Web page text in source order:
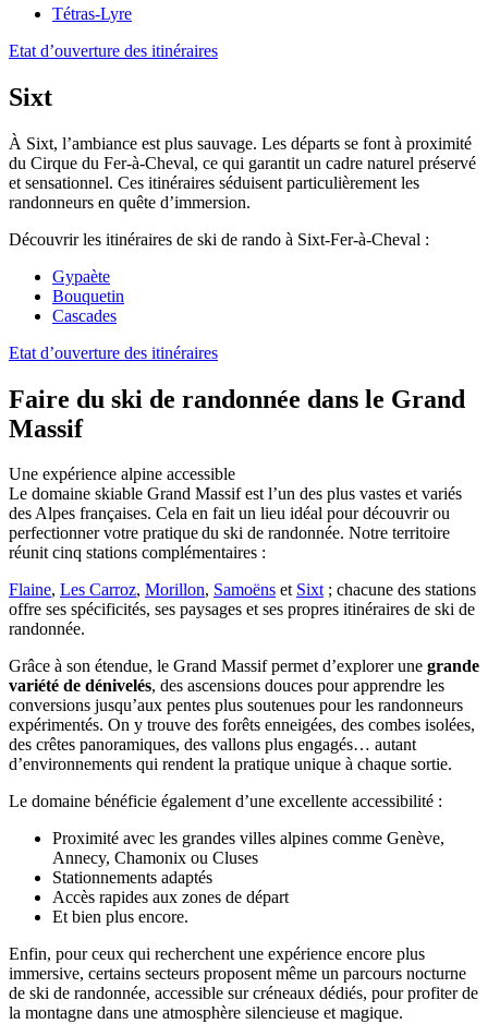
Tétras-Lyre
Etat d’ouverture des itinéraires
Sixt
À Sixt, l’ambiance est plus sauvage. Les départs se font à proximité
du Cirque du Fer-à-Cheval, ce qui garantit un cadre naturel préservé
et sensationnel. Ces itinéraires séduisent particulièrement les
randonneurs en quête d’immersion.
Découvrir les itinéraires de ski de rando à Sixt-Fer-à-Cheval :
Gypaète
Bouquetin
Cascades
Etat d’ouverture des itinéraires
Faire du ski de randonnée dans le Grand
Massif
Une expérience alpine accessible
Le domaine skiable Grand Massif est l’un des plus vastes et variés
des Alpes françaises. Cela en fait un lieu idéal pour découvrir ou
perfectionner votre pratique du ski de randonnée. Notre territoire
réunit cinq stations complémentaires :
Flaine, Les Carroz, Morillon, Samoëns et Sixt; chacune des stations
offre ses spécificités, ses paysages et ses propres itinéraires de ski de
randonnée.
Grâce à son étendue, le Grand Massif permet d’explorer une grande
variété de dénivelés, des ascensions douces pour apprendre les
conversions jusqu’aux pentes plus soutenues pour les randonneurs
expérimentés. On y trouve des forêts enneigées, des combes isolées,
des crêtes panoramiques, des vallons plus engagés… autant
d’environnements qui rendent la pratique unique à chaque sortie.
Le domaine bénéficie également d’une excellente accessibilité :
Proximité avec les grandes villes alpines comme Genève,
Annecy, Chamonix ou Cluses
Stationnements adaptés
Accès rapides aux zones de départ
Et bien plus encore.
Enfin, pour ceux qui recherchent une expérience encore plus
immersive, certains secteurs proposent même un parcours nocturne
de ski de randonnée, accessible sur créneaux dédiés, pour profiter de
la montagne dans une atmosphère silencieuse et magique.